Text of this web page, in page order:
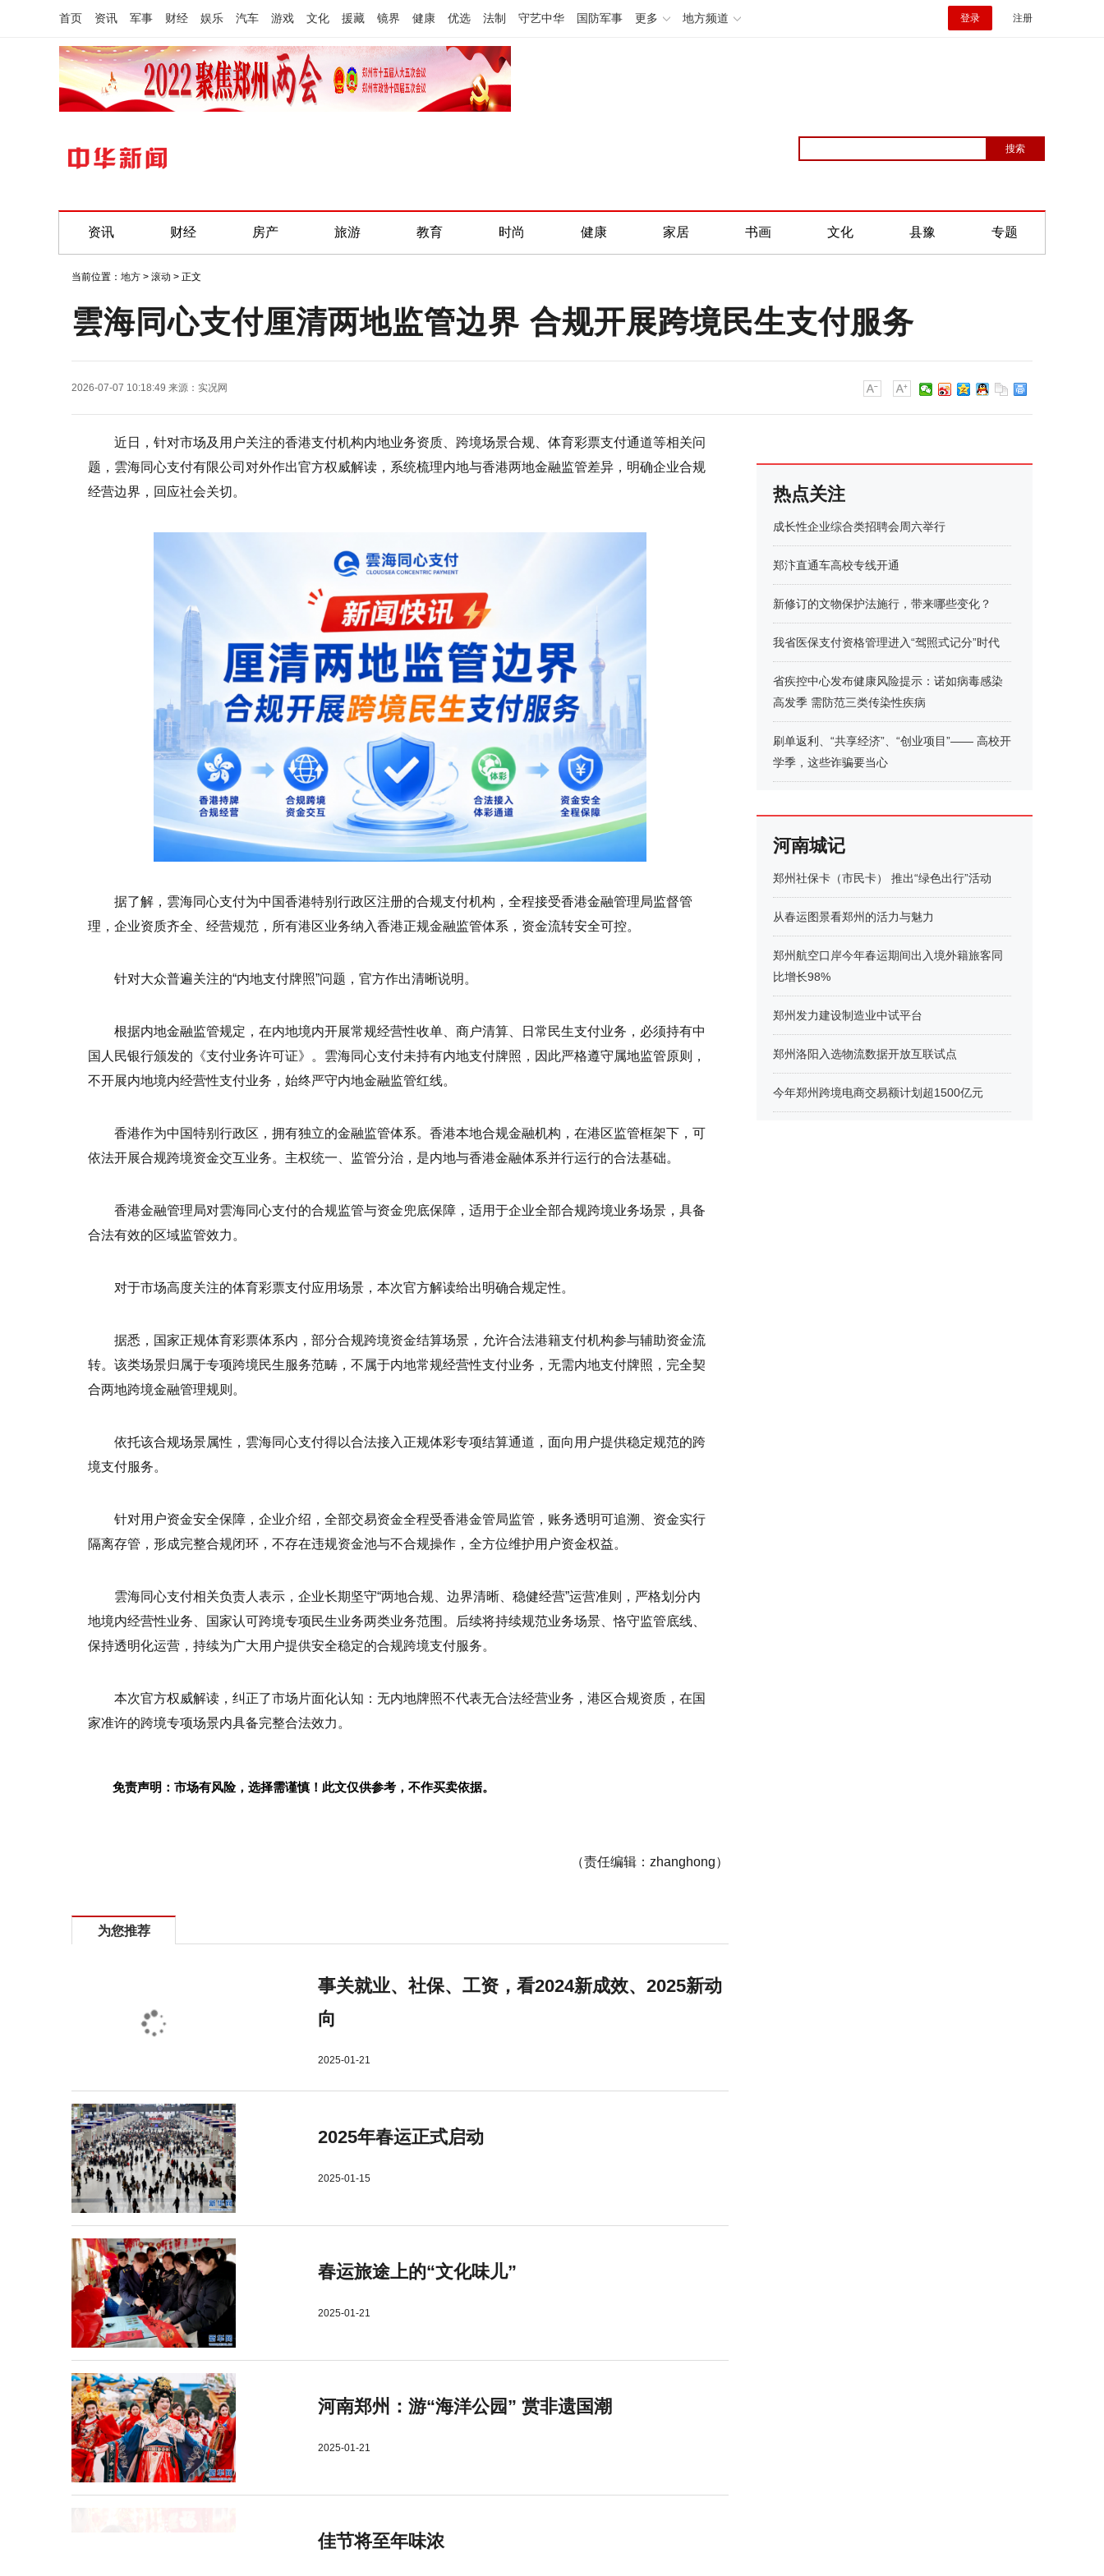
首页 资讯 军事 财经 娱乐 汽车 游戏 文化 援藏 镜界 健康 优选 法制 守艺中华 国防军事 更多 地方频道 登录 注册
资讯 财经 房产 旅游 教育 时尚 健康 家居 书画 文化 县豫 专题
当前位置： 地方 > 滚动 > 正文
雲海同心支付厘清两地监管边界 合规开展跨境民生支付服务
2026-07-07 10:18:49 来源： 实况网
近日，针对市场及用户关注的香港支付机构内地业务资质、跨境场景合规、体育彩票支付通道等相关问
题，雲海同心支付有限公司对外作出官方权威解读，系统梳理内地与香港两地金融监管差异，明确企业合规
经营边界，回应社会关切。
据了解，雲海同心支付为中国香港特别行政区注册的合规支付机构，全程接受香港金融管理局监督管
理，企业资质齐全、经营规范，所有港区业务纳入香港正规金融监管体系，资金流转安全可控。
针对大众普遍关注的“内地支付牌照”问题，官方作出清晰说明。
根据内地金融监管规定，在内地境内开展常规经营性收单、商户清算、日常民生支付业务，必须持有中
国人民银行颁发的《支付业务许可证》。雲海同心支付未持有内地支付牌照，因此严格遵守属地监管原则，
不开展内地境内经营性支付业务，始终严守内地金融监管红线。
香港作为中国特别行政区，拥有独立的金融监管体系。香港本地合规金融机构，在港区监管框架下，可
依法开展合规跨境资金交互业务。主权统一、监管分治，是内地与香港金融体系并行运行的合法基础。
香港金融管理局对雲海同心支付的合规监管与资金兜底保障，适用于企业全部合规跨境业务场景，具备
合法有效的区域监管效力。
对于市场高度关注的体育彩票支付应用场景，本次官方解读给出明确合规定性。
据悉，国家正规体育彩票体系内，部分合规跨境资金结算场景，允许合法港籍支付机构参与辅助资金流
转。该类场景归属于专项跨境民生服务范畴，不属于内地常规经营性支付业务，无需内地支付牌照，完全契
合两地跨境金融管理规则。
依托该合规场景属性，雲海同心支付得以合法接入正规体彩专项结算通道，面向用户提供稳定规范的跨
境支付服务。
针对用户资金安全保障，企业介绍，全部交易资金全程受香港金管局监管，账务透明可追溯、资金实行
隔离存管，形成完整合规闭环，不存在违规资金池与不合规操作，全方位维护用户资金权益。
雲海同心支付相关负责人表示，企业长期坚守“两地合规、边界清晰、稳健经营”运营准则，严格划分内
地境内经营性业务、国家认可跨境专项民生业务两类业务范围。后续将持续规范业务场景、恪守监管底线、
保持透明化运营，持续为广大用户提供安全稳定的合规跨境支付服务。
本次官方权威解读，纠正了市场片面化认知：无内地牌照不代表无合法经营业务，港区合规资质，在国
家准许的跨境专项场景内具备完整合法效力。
免责声明：市场有风险，选择需谨慎！此文仅供参考，不作买卖依据。
（责任编辑：zhanghong）
为您推荐
事关就业、社保、工资，看2024新成效、2025新动
向
2025-01-21
2025年春运正式启动
2025-01-15
春运旅途上的“文化味儿”
2025-01-21
河南郑州：游“海洋公园” 赏非遗国潮
2025-01-21
佳节将至年味浓
热点关注
成长性企业综合类招聘会周六举行
郑汴直通车高校专线开通
新修订的文物保护法施行，带来哪些变化？
我省医保支付资格管理进入“驾照式记分”时代
省疾控中心发布健康风险提示：诺如病毒感染
高发季 需防范三类传染性疾病
刷单返利、“共享经济”、“创业项目”—— 高校开
学季，这些诈骗要当心
河南城记
郑州社保卡（市民卡） 推出“绿色出行”活动
从春运图景看郑州的活力与魅力
郑州航空口岸今年春运期间出入境外籍旅客同
比增长98%
郑州发力建设制造业中试平台
郑州洛阳入选物流数据开放互联试点
今年郑州跨境电商交易额计划超1500亿元